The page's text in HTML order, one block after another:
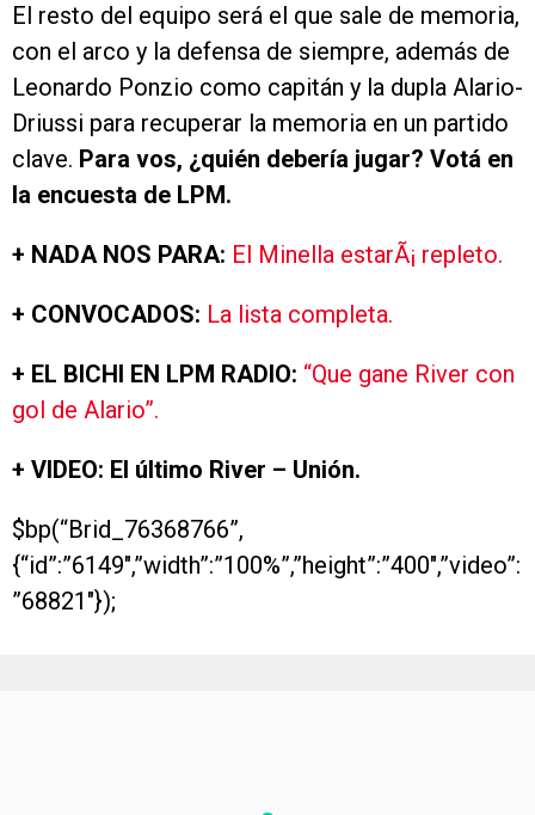
El resto del equipo será el que sale de memoria,
con el arco y la defensa de siempre, además de
Leonardo Ponzio como capitán y la dupla Alario-
Driussi para recuperar la memoria en un partido
clave. Para vos, ¿quién debería jugar? Votá en
la encuesta de LPM.
+ NADA NOS PARA: El Minella estarÃ¡ repleto.
+ CONVOCADOS: La lista completa.
+ EL BICHI EN LPM RADIO: “Que gane River con
gol de Alario”.
+ VIDEO: El último River – Unión.
$bp(“Brid_76368766”,
{“id”:”6149″,”width”:”100%”,”height”:”400″,”video”:
”68821″});